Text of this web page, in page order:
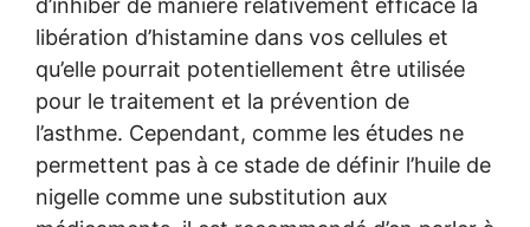
d’inhiber de manière relativement efficace la
libération d’histamine dans vos cellules et
qu’elle pourrait potentiellement être utilisée
pour le traitement et la prévention de
l’asthme. Cependant, comme les études ne
permettent pas à ce stade de définir l’huile de
nigelle comme une substitution aux